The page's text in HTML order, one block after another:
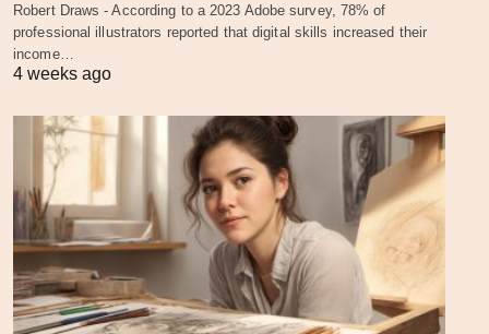
Robert Draws - According to a 2023 Adobe survey, 78% of
professional illustrators reported that digital skills increased their
income…
4 weeks ago